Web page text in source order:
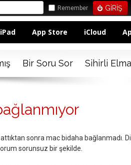
Remember
App Store iCloud
Bir Soru Sor Sihirli Elma
sonra mac bidaha bağlanmadı.
sorunsuz bir şekilde.